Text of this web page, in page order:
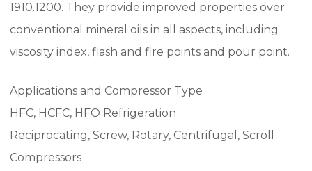
1910.1200. They provide improved properties over
conventional mineral oils in all aspects, including
viscosity index, flash and fire points and pour point.
Applications and Compressor Type
HFC, HCFC, HFO Refrigeration
Reciprocating, Screw, Rotary, Centrifugal, Scroll
Compressors